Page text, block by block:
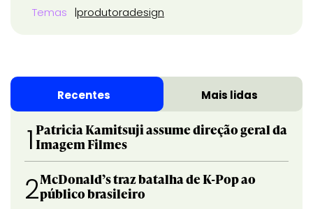
Temas produtoradesign
Recentes Mais lidas
1 Patricia Kamitsuji assume direção geral da
Imagem Filmes
2McDonald’s traz batalha de K-Pop ao
público brasileiro